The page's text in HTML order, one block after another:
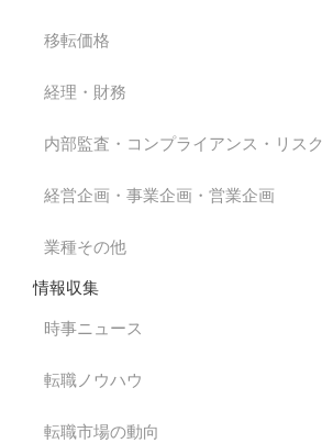
移転価格
経理・財務
内部監査・コンプライアンス・リスク
経営企画・事業企画・営業企画
業種その他
情報収集
時事ニュース
転職ノウハウ
転職市場の動向